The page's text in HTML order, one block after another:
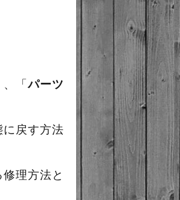
、「パーツ
戻す方法
理方法と